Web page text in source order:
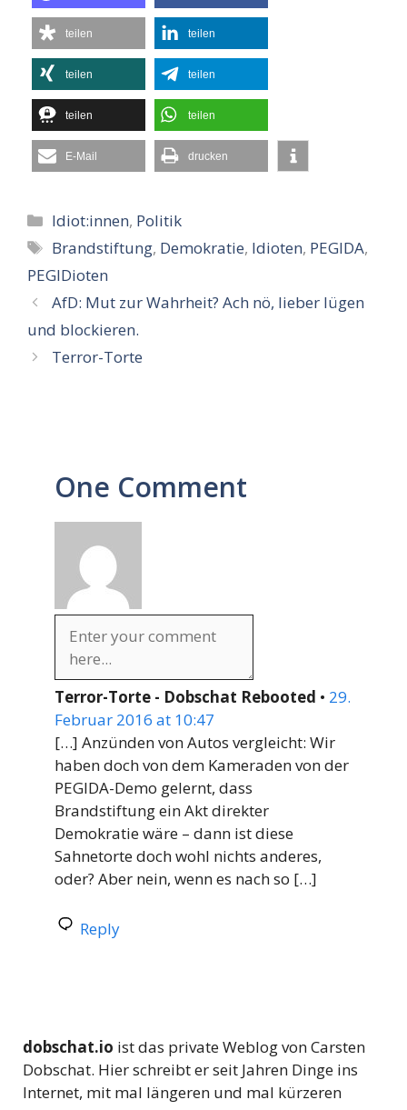
teilen teilen
teilen teilen
teilen teilen
E-Mail drucken
Kategorien
Idiot:innen, Politik
Schlagwörter
Brandstiftung, Demokratie, Idioten, PEGIDA,
PEGIDioten
AfD: Mut zur Wahrheit? Ach nö, lieber lügen
und blockieren.
Terror-Torte
One Comment
Terror-Torte - Dobschat Rebooted • 29.
Februar 2016 at 10:47
[…] Anzünden von Autos vergleicht: Wir
haben doch von dem Kameraden von der
PEGIDA-Demo gelernt, dass
Brandstiftung ein Akt direkter
Demokratie wäre – dann ist diese
Sahnetorte doch wohl nichts anderes,
oder? Aber nein, wenn es nach so […]
Reply
dobschat.io ist das private Weblog von Carsten
Dobschat. Hier schreibt er seit Jahren Dinge ins
Internet, mit mal längeren und mal kürzeren